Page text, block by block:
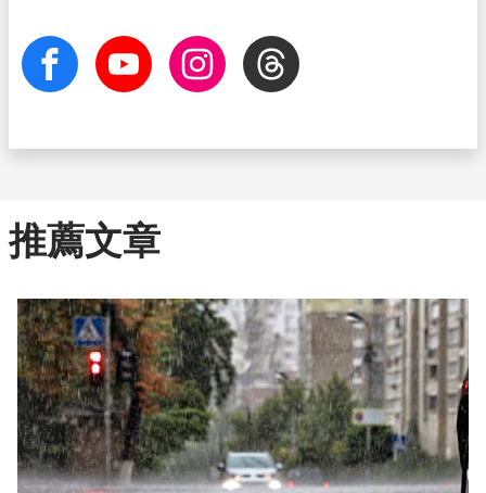
facebook Youtube InstagramThreads
推薦文章